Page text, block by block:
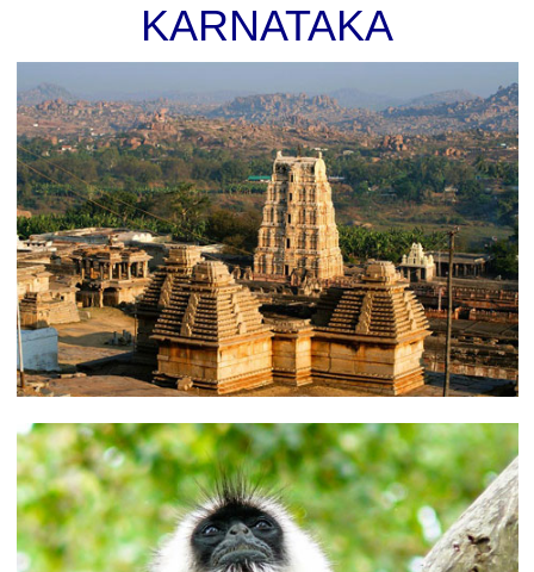
nombreuses rivières, cascades et lacs tout au long
frontière du Kerala avec le Tamil Nadu et le
Karnataka. Parmi les plus beaux sites on compte les
cascades d’Athirappilly, les montagnes et plantations
de thé de Munnar, les plantations d’épices de
Thekkady, la réserve d’oiseaux et la rivière Periyar à
Thattekad, les backwaters de Kumarakom ou
Alleppey, les plantations de café de Wayanad et de
nombreux lacs et barrages comme Ponmudi,
Mattupetty, Idukki, Periyar ou Vembanad.
Ajoutez à cela 550 kilomètres de plages aux sables
différents du nord au sud dont les plus agréables
pour la baignade se trouvent à Marari et Kannur, un
réseau unique au monde de 1800 kilomètres de
canaux et lagons dont une grande partie est
concentrée dans la région de Kumarakom –
Alleppey, une culture propre au Kerala faite de
cérémonies hindoues spectaculaires avec des
éléphants carapaçonnés (les fameux Pooram), une
KARNATAKA